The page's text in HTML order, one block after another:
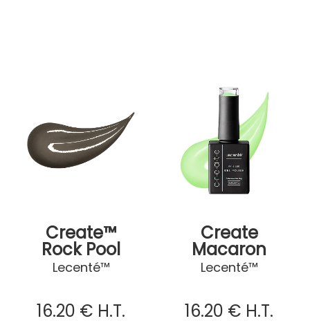
Create™
Rock Pool
Lecenté™
16.20 € H.T.
Create
Macaron
Lecenté™
16.20 € H.T.